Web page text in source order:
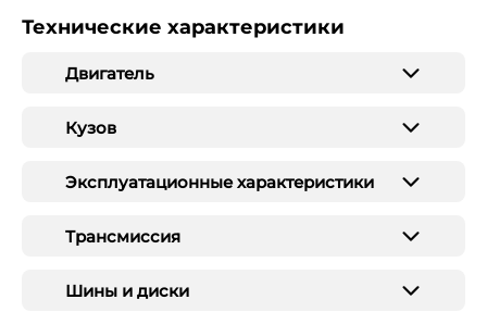
Технические характеристики
Двигатель
Кузов
Эксплуатационные характеристики
Трансмиссия
Шины и диски